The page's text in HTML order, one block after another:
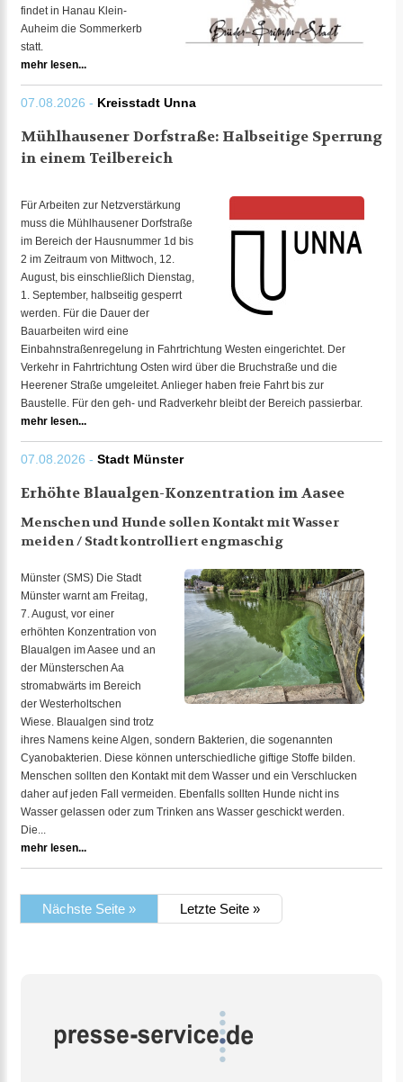
findet in Hanau Klein-
Auheim die Sommerkerb
statt.
mehr lesen...
07.08.2026 - Kreisstadt Unna
Mühlhausener Dorfstraße: Halbseitige Sperrung
in einem Teilbereich
Für Arbeiten zur Netzverstärkung
muss die Mühlhausener Dorfstraße
im Bereich der Hausnummer 1d bis
2 im Zeitraum von Mittwoch, 12.
August, bis einschließlich Dienstag,
1. September, halbseitig gesperrt
werden. Für die Dauer der
Bauarbeiten wird eine
Einbahnstraßenregelung in Fahrtrichtung Westen eingerichtet. Der
Verkehr in Fahrtrichtung Osten wird über die Bruchstraße und die
Heerener Straße umgeleitet. Anlieger haben freie Fahrt bis zur
Baustelle. Für den geh- und Radverkehr bleibt der Bereich passierbar.
mehr lesen...
07.08.2026 - Stadt Münster
Erhöhte Blaualgen-Konzentration im Aasee
Menschen und Hunde sollen Kontakt mit Wasser
meiden / Stadt kontrolliert engmaschig
Münster (SMS) Die Stadt
Münster warnt am Freitag,
7. August, vor einer
erhöhten Konzentration von
Blaualgen im Aasee und an
der Münsterschen Aa
stromabwärts im Bereich
der Westerholtschen
Wiese. Blaualgen sind trotz
ihres Namens keine Algen, sondern Bakterien, die sogenannten
Cyanobakterien. Diese können unterschiedliche giftige Stoffe bilden.
Menschen sollten den Kontakt mit dem Wasser und ein Verschlucken
daher auf jeden Fall vermeiden. Ebenfalls sollten Hunde nicht ins
Wasser gelassen oder zum Trinken ans Wasser geschickt werden.
Die...
mehr lesen...
Nächste Seite » Letzte Seite »